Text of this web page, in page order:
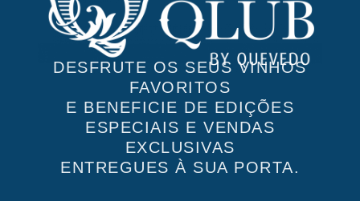
DESFRUTE OS SEUS VINHOS
FAVORITOS
E BENEFICIE DE EDIÇÕES
ESPECIAIS E VENDAS
EXCLUSIVAS
ENTREGUES À SUA PORTA.